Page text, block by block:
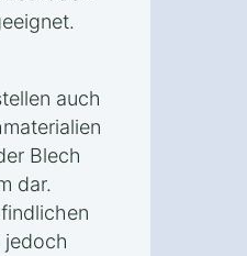
auch
Blech
dar.
jedoch